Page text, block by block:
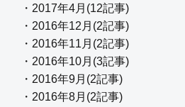
・2017年4月(12記事)
・2016年12月(2記事)
・2016年11月(2記事)
・2016年10月(3記事)
・2016年9月(2記事)
・2016年8月(2記事)